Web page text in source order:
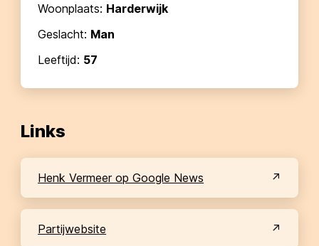
Woonplaats: Harderwijk
Geslacht: Man
Leeftijd: 57
Links
Henk Vermeer op Google News
partijwebsite